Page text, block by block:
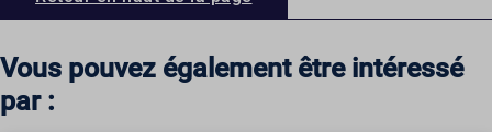
Vous pouvez également être intéressé
par :